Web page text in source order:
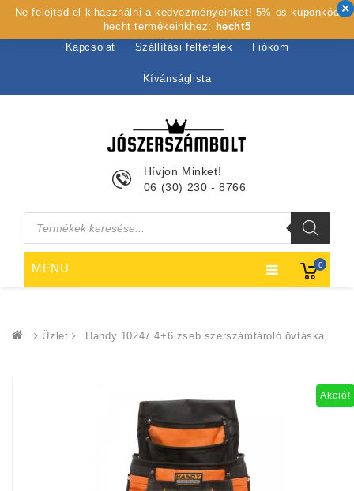
Kezdőlap Rólunk Webshop Szolgáltatások
Kapcsolat Szállítási feltételek Fiókom
Kívánságlista
0
Hívjon Minket!
06 (30) 230 - 8766
Products
search
MENU
Üzlet Handy 10247 4+6 zseb szerszámtároló övtáska
Akció!
Ne felejtsd el kihasználni a kedvezményeinket! 5%-os kuponkód
hecht termékeinkhez: hecht5